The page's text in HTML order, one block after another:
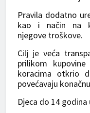
Pravila dodatno
kao i način na
njegove troškove.
Cilj je veća
prilikom
koracima otkrio
povećavaju
Djeca do 14